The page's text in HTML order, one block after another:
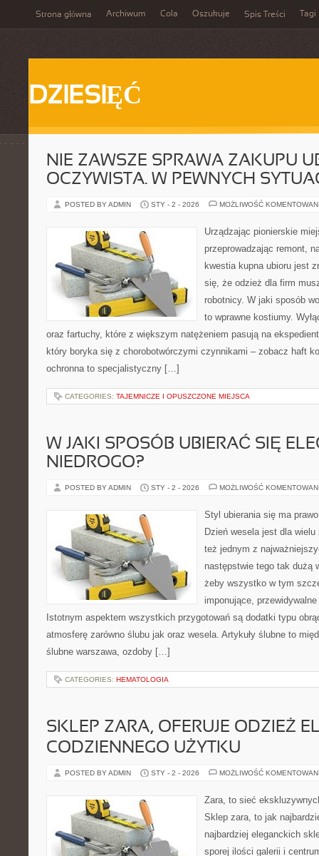
Strona główna Archiwum Cola Oszukuje Spis Treści Tagi
DZIESIĘĆ
NIE ZAWSZE SPRAWA ZAKUPU
OCZYWISTA. W PEWNYCH
POSTED BY ADMIN STY - 2 - 2026 MOŻLIWOŚĆ
Urządzając pionierskie
przeprowadzając remont,
kwestia kupna ubioru jest
się, że odzież dla firm
robotnicy. W jaki sposób
to wprawne kostiumy.
oraz fartuchy, które z większym natężeniem pasują na
który boryka się z chorobotwórczymi czynnikami – zobacz haft
ochronna to specjalistyczny […]
CATEGORIES: TAJEMNICZE I OPUSZCZONE MIEJSCA
W JAKI SPOSÓB UBIERAĆ SIĘ
NIEDROGO?
POSTED BY ADMIN STY - 2 - 2026 MOŻLIWOŚĆ
Styl ubierania się ma
Dzień wesela jest dla
też jednym z
następstwie tego tak dużą
żeby wszystko w tym
imponujące,
Istotnym aspektem wszystkich przygotowań są dodatki typu
atmosferę zarówno ślubu jak oraz wesela. Artykuły ślubne to
ślubne warszawa, ozdoby […]
CATEGORIES: HEMATOLOGIA
SKLEP ZARA, OFERUJE ODZIEŻ
CODZIENNEGO UŻYTKU
POSTED BY ADMIN STY - 2 - 2026 MOŻLIWOŚĆ
Zara, to sieć
Sklep zara, to jak
najbardziej eleganckich
sporej ilości galerii i